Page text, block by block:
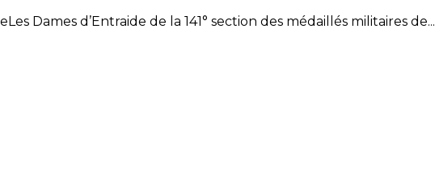
Dames d’Entraide de la 141° section des médaillés militaires de...